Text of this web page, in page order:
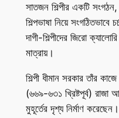
সাতজন শিল্পীর একটি
শিল্পভাষা নিয়ে
দাগী-শিল্পীদের জিরো
মাত্রায়।
শিল্পী ধীমান সরকার তাঁর
(৬৬৯-৬৩১ খ্রিষ্টপূর্ব) রাজা
মুহূর্তের দৃশ্য নির্মাণ